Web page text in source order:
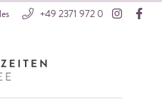
+49 2371 972 0